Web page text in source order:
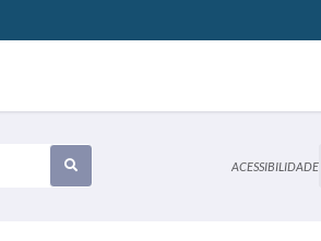
ACESSIBILIDADE